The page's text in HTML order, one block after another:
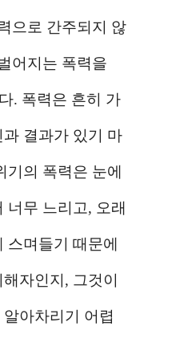
으로 간주되지 않
어지는 폭력을
. 폭력은 흔히 가
결과가 있기 마
기의 폭력은 눈에
너무 느리고, 오래
스며들기 때문에
자인지, 그것이
아차리기 어렵